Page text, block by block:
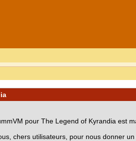
pour The Legend of Kyrandia est
chers utilisateurs, pour nous donner